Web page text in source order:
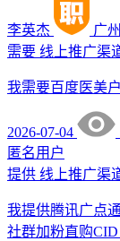
李英杰 广
需要 线上推广渠
我需要百度医美
2026-07-04
匿名用户
提供 线上推广渠
我提供腾讯广点
社群加粉直购